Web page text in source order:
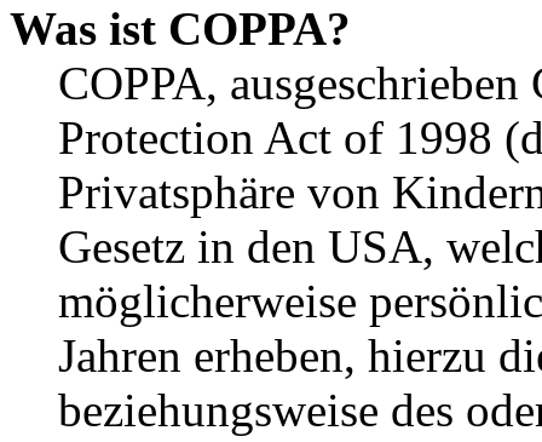
Was ist COPPA?
COPPA,
Protection Act of 1998
Privatsphäre von
Gesetz in den USA,
möglicherweise
Jahren erheben, hierzu
beziehungsweise des